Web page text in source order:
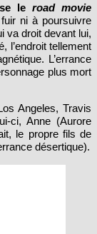
le road movie
ni à poursuivre
va droit devant lui,
l’endroit tellement
L’errance
plus mort
Angeles, Travis
ci, Anne (Aurore
le propre fils de
désertique).